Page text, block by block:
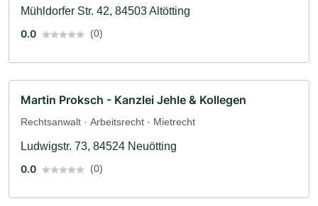
Mühldorfer Str. 42, 84503 Altötting
0.0
(0)
Martin Proksch - Kanzlei Jehle & Kollegen
Rechtsanwalt · Arbeitsrecht · Mietrecht
Ludwigstr. 73, 84524 Neuötting
0.0
(0)